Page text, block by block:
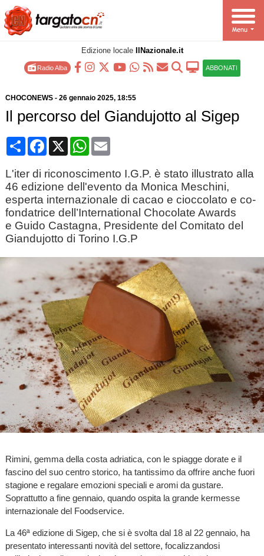
Edizione locale IlNazionale.it
Radio Alba ABBONATI
CHOCONEWS- 26 gennaio 2025, 18:55
Il percorso del Giandujotto al Sigep
CondividiFacebook
X WhatsApp
Email
L'iter di riconoscimento I.G.P. è stato illustrato alla
46 edizione dell'evento da Monica Meschini,
esperta internazionale di cacao e cioccolato e co-
fondatrice dell’International Chocolate Awards
e Guido Castagna, Presidente del Comitato del
Giandujotto di Torino I.G.P
Rimini, gemma della costa adriatica, con le spiagge dorate e il
fascino del suo centro storico, ha tantissimo da offrire anche fuori
stagione e regalare emozioni speciali e aromi da gustare.
Soprattutto a fine gennaio, quando ospita la grande kermesse
internazionale del Foodservice.
La 46ª edizione di Sigep, che si è svolta dal 18 al 22 gennaio, ha
presentato interessanti novità del settore, focalizzandosi